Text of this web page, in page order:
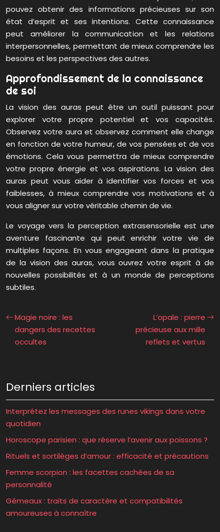
pouvez obtenir des informations précieuses sur son
état d’esprit et ses intentions. Cette connaissance
peut améliorer la communication et les relations
interpersonnelles, permettant de mieux comprendre les
besoins et les perspectives des autres.
Approfondissement de la connaissance
de soi
La vision des auras peut être un outil puissant pour
explorer votre propre potentiel et vos capacités.
Observez votre aura et observez comment elle change
en fonction de votre humeur, de vos pensées et de vos
émotions. Cela vous permettra de mieux comprendre
votre propre énergie et vos aspirations. La vision des
auras peut vous aider à identifier vos forces et vos
faiblesses, à mieux comprendre vos motivations et à
vous aligner sur votre véritable chemin de vie.
Le voyage vers la perception extrasensorielle est une
aventure fascinante qui peut enrichir votre vie de
multiples façons. En vous engageant dans la pratique
de la vision des auras, vous ouvrez votre esprit à de
nouvelles possibilités et à un monde de perceptions
subtiles.
Magie noire : les
dangers des recettes
occultes
L’opale : pierre
précieuse aux mille
reflets et vertus
Derniers articles
Interprétez les messages des runes vikings dans votre
quotidien
Horoscope parisien : que réserve l’avenir aux poissons ?
Rituels et sortilèges d’amour : efficacité et précautions
Femme scorpion : les facettes cachées de sa
personnalité
Gémeaux : traits de caractère et compatibilités
amoureuses à connaître